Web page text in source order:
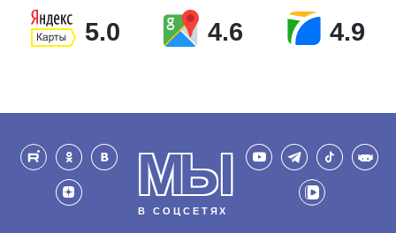
5.0 4.6 4.9
МЫ
В СОЦСЕТЯХ